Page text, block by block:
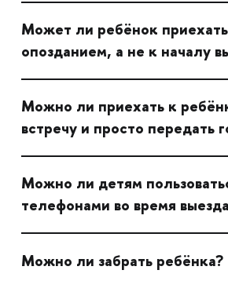
Может ли ребёнок
опозданием, а не к началу
Можно ли приехать к
встречу и просто передать
Можно ли детям
телефонами во время
Можно ли забрать ребёнка?